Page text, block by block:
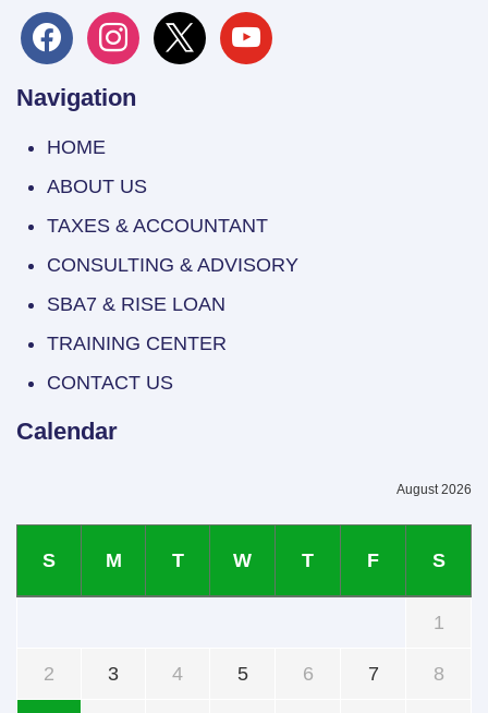
facebookinstagram
x youtube
Navigation
HOME
ABOUT US
TAXES & ACCOUNTANT
CONSULTING & ADVISORY
SBA7 & RISE LOAN
TRAINING CENTER
CONTACT US
Calendar
August 2026
S M T W T F S
1
2 3 4 5 6 7 8